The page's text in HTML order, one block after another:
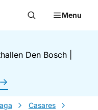
Menu
Den Bosch
Casares